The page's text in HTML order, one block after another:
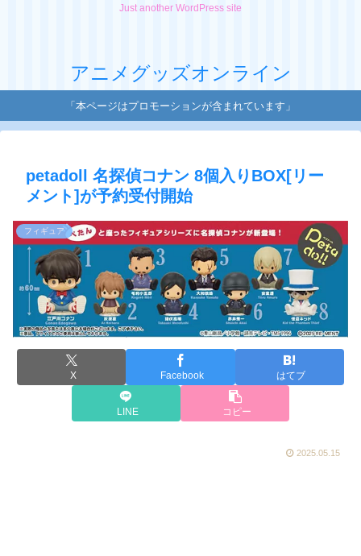
Just another WordPress site
アニメグッズオンライン
「本ページはプロモーションが含まれています」
petadoll 名探偵コナン 8個入りBOX[リー
メント]が予約受付開始
フィギュア
X Facebook はてブ
LINE コピー
2025.05.15